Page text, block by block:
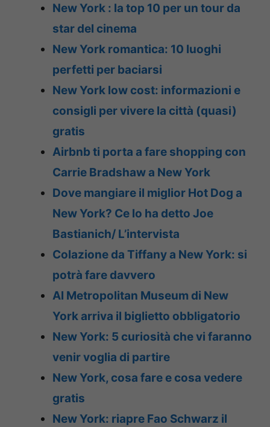
New York : la top 10 per un tour da
star del cinema
New York romantica: 10 luoghi
perfetti per baciarsi
New York low cost: informazioni e
consigli per vivere la città (quasi)
gratis
Airbnb ti porta a fare shopping con
Carrie Bradshaw a New York
Dove mangiare il miglior Hot Dog a
New York? Ce lo ha detto Joe
Bastianich/ L’intervista
Colazione da Tiffany a New York: si
potrà fare davvero
Al Metropolitan Museum di New
York arriva il biglietto obbligatorio
New York: 5 curiosità che vi faranno
venir voglia di partire
New York, cosa fare e cosa vedere
gratis
New York: riapre Fao Schwarz il